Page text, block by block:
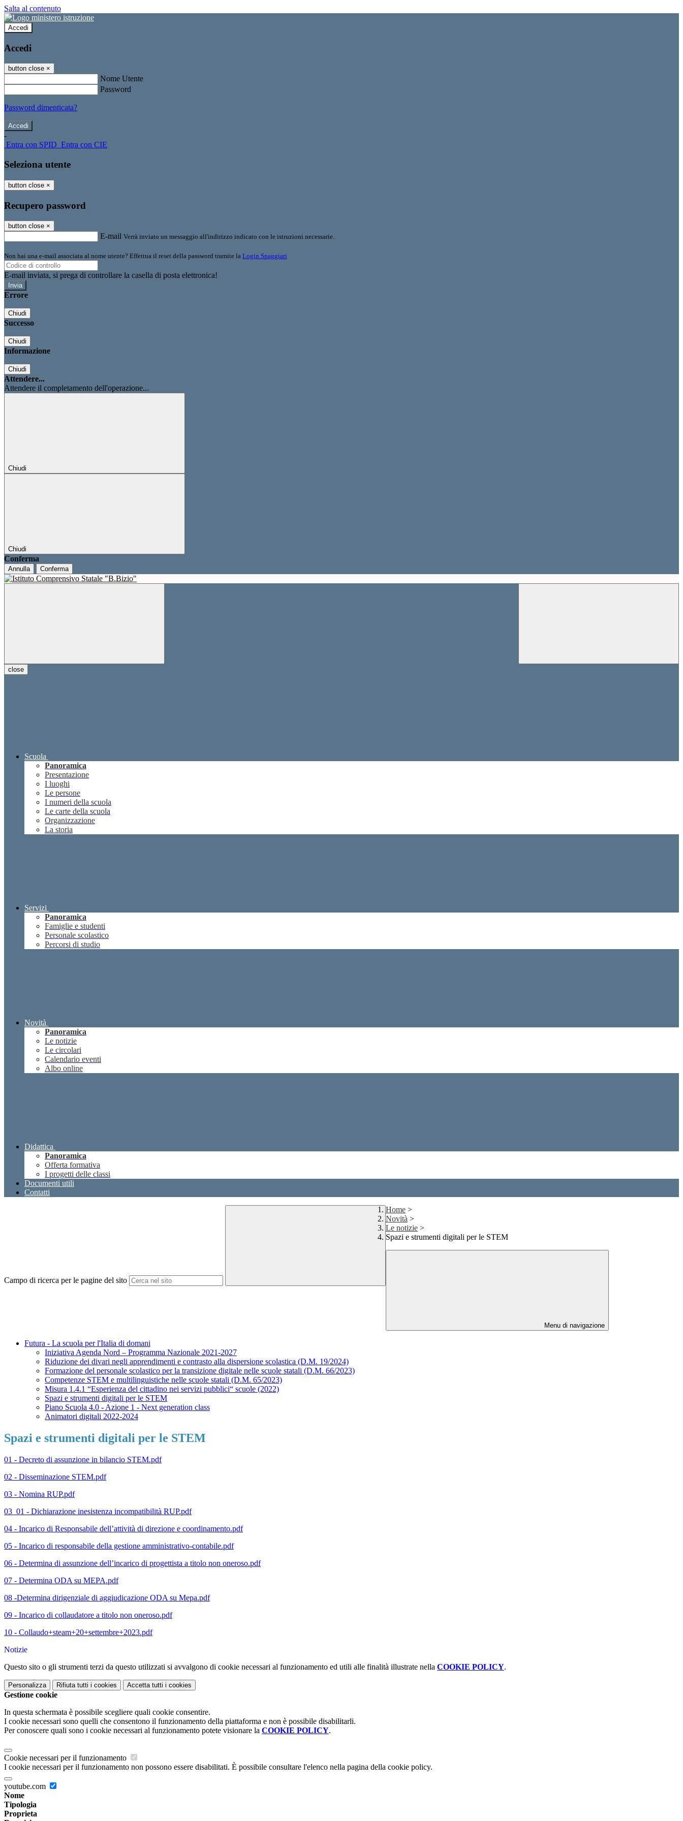
Salta al contenuto
Accedi
Accedi
button close ×
Nome Utente
Password
Password dimenticata?
-
Entra con SPID Entra con CIE
Seleziona utente
button close ×
Recupero password
button close ×
E-mail Verrà inviato un messaggio all'indirizzo indicato con le istruzioni necessarie.
Non hai una e-mail associata al nome utente? Effettua il reset della password tramite la Login Spaggiari
E-mail inviata, si prega di controllare la casella di posta elettronica!
Errore
Chiudi
Successo
Chiudi
Informazione
Chiudi
Attendere...
Attendere il completamento dell'operazione...
Chiudi
Chiudi
Conferma
Annulla Conferma
close
Scuola
Panoramica
Presentazione
I luoghi
Le persone
I numeri della scuola
Le carte della scuola
Organizzazione
La storia
Servizi
Panoramica
Famiglie e studenti
Personale scolastico
Percorsi di studio
Novità
Panoramica
Le notizie
Le circolari
Calendario eventi
Albo online
Didattica
Panoramica
Offerta formativa
I progetti delle classi
Documenti utili
Contatti
Campo di ricerca per le pagine del sito
Home >
Novità >
Le notizie >
Spazi e strumenti digitali per le STEM
Menu di navigazione
Futura - La scuola per l'Italia di domani
Iniziativa Agenda Nord – Programma Nazionale 2021-2027
Riduzione dei divari negli apprendimenti e contrasto alla dispersione scolastica (D.M. 19/2024)
Formazione del personale scolastico per la transizione digitale nelle scuole statali (D.M. 66/2023)
Competenze STEM e multilinguistiche nelle scuole statali (D.M. 65/2023)
Misura 1.4.1 “Esperienza del cittadino nei servizi pubblici“ scuole (2022)
Spazi e strumenti digitali per le STEM
Piano Scuola 4.0 - Azione 1 - Next generation class
Animatori digitali 2022-2024
Spazi e strumenti digitali per le STEM
01 - Decreto di assunzione in bilancio STEM.pdf
02 - Disseminazione STEM.pdf
03 - Nomina RUP.pdf
03_01 - Dichiarazione inesistenza incompatibilità RUP.pdf
04 - Incarico di Responsabile dell’attività di direzione e coordinamento.pdf
05 - Incarico di responsabile della gestione amministrativo-contabile.pdf
06 - Determina di assunzione dell’incarico di progettista a titolo non oneroso.pdf
07 - Determina ODA su MEPA.pdf
08 -Determina dirigenziale di aggiudicazione ODA su Mepa.pdf
09 - Incarico di collaudatore a titolo non oneroso.pdf
10 - Collaudo+steam+20+settembre+2023.pdf
Notizie
Questo sito o gli strumenti terzi da questo utilizzati si avvalgono di cookie necessari al funzionamento ed utili alle finalità illustrate nella COOKIE POLICY.
Personalizza Rifiuta tutti i cookies Accetta tutti i cookies
Gestione cookie
In questa schermata è possibile scegliere quali cookie consentire.
I cookie necessari sono quelli che consentono il funzionamento della piattaforma e non è possibile disabilitarli.
Per conoscere quali sono i cookie necessari al funzionamento potete visionare la COOKIE POLICY.
Cookie necessari per il funzionamento
I cookie necessari per il funzionamento non possono essere disabilitati. È possibile consultare l'elenco nella pagina della cookie policy.
youtube.com
Nome
Tipologia
Proprieta